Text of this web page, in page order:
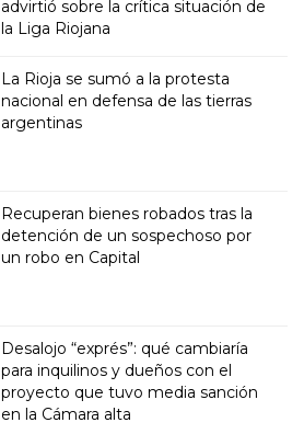
advirtió sobre la crítica situación de
la Liga Riojana
La Rioja se sumó a la protesta
nacional en defensa de las tierras
argentinas
Recuperan bienes robados tras la
detención de un sospechoso por
un robo en Capital
Desalojo “exprés”: qué cambiaría
para inquilinos y dueños con el
proyecto que tuvo media sanción
en la Cámara alta